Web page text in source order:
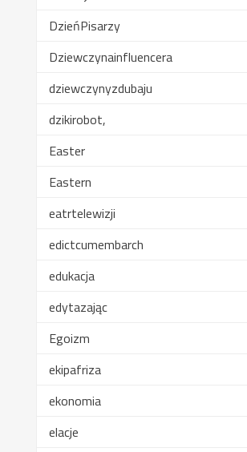
DzieńPisarzy
Dziewczynainfluencera
dziewczynyzdubaju
dzikirobot,
Easter
Eastern
eatrtelewizji
edictcumembarch
edukacja
edytazając
Egoizm
ekipafriza
ekonomia
elacje